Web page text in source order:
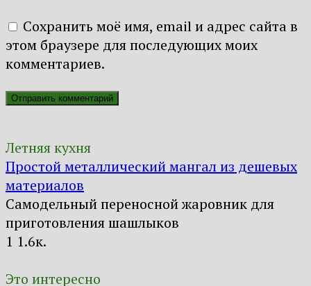
Сохранить моё имя, email и адрес сайта в
этом браузере для последующих моих
комментариев.
Летняя кухня
Простой металлический мангал из дешевых
материалов
Самодельный переносной жаровник для
приготовления шашлыков
1 1.6к.
Это интересно